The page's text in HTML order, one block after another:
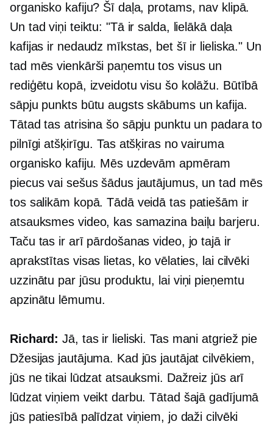
organisko kafiju? Šī daļa, protams, nav klipā.
Un tad viņi teiktu: "Tā ir salda, lielākā daļa
kafijas ir nedaudz mīkstas, bet šī ir lieliska." Un
tad mēs vienkārši paņemtu tos visus un
rediģētu kopā, izveidotu visu šo kolāžu. Būtībā
sāpju punkts būtu augsts skābums un kafija.
Tātad tas atrisina šo sāpju punktu un padara to
pilnīgi atšķirīgu. Tas atšķiras no vairuma
organisko kafiju. Mēs uzdevām apmēram
piecus vai sešus šādus jautājumus, un tad mēs
tos salikām kopā. Tādā veidā tas patiešām ir
atsauksmes video, kas samazina baiļu barjeru.
Taču tas ir arī pārdošanas video, jo tajā ir
aprakstītas visas lietas, ko vēlaties, lai cilvēki
uzzinātu par jūsu produktu, lai viņi pieņemtu
apzinātu lēmumu.
Richard: Jā, tas ir lieliski. Tas mani atgriež pie
Džesijas jautājuma. Kad jūs jautājat cilvēkiem,
jūs ne tikai lūdzat atsauksmi. Dažreiz jūs arī
lūdzat viņiem veikt darbu. Tātad šajā gadījumā
jūs patiesībā palīdzat viņiem, jo ​​daži cilvēki